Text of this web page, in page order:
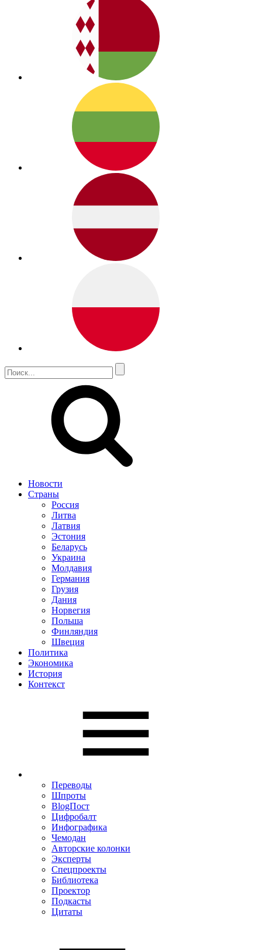
Новости
Страны
Россия
Литва
Латвия
Эстония
Беларусь
Украина
Молдавия
Германия
Грузия
Дания
Норвегия
Польша
Финляндия
Швеция
Политика
Экономика
История
Контекст
Переводы
Шпроты
BlogПост
Цифробалт
Инфографика
Чемодан
Авторские колонки
Эксперты
Спецпроекты
Библиотека
Проектор
Подкасты
Цитаты